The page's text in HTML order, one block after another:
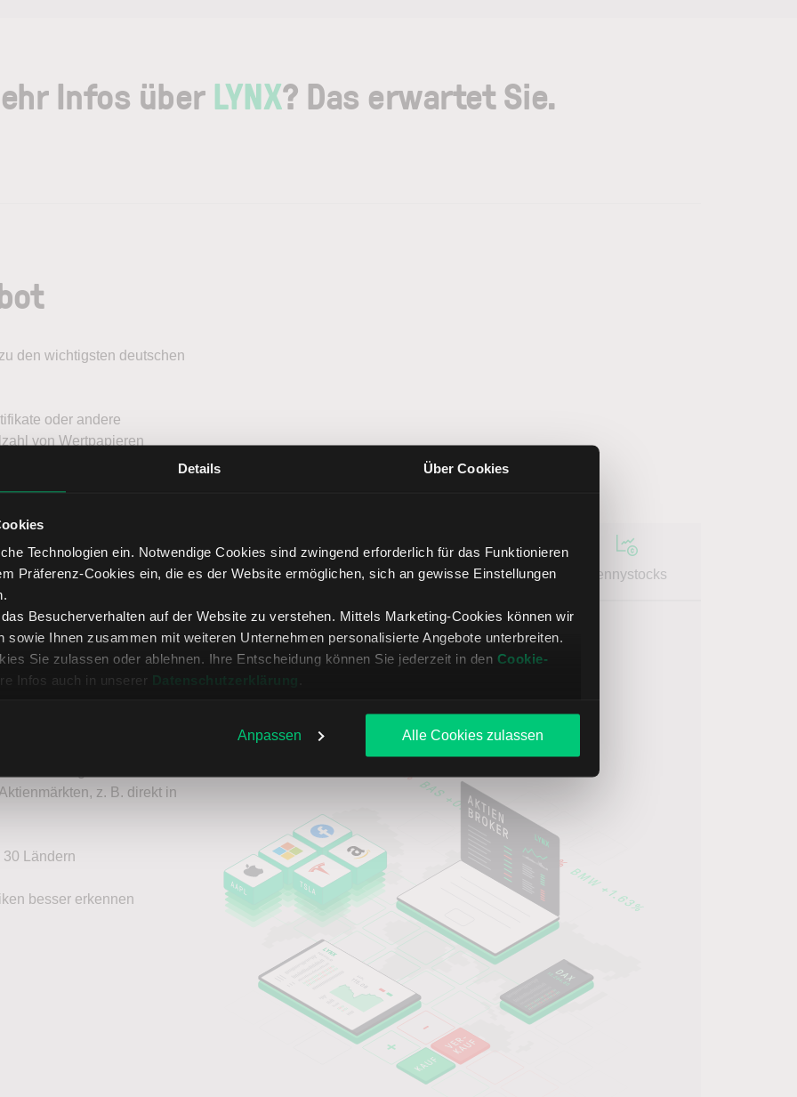
Details Über Cookies
Technologien ein. Notwendige Cookies sind zwingend erforderlich für das Funktionieren
Präferenz-Cookies ein, die es der Website ermöglichen, sich an gewisse Einstellungen
Besucherverhalten auf der Website zu verstehen. Mittels Marketing-Cookies können wir
sowie Ihnen zusammen mit weiteren Unternehmen personalisierte Angebote unterbreiten.
Sie zulassen oder ablehnen. Ihre Entscheidung können Sie jederzeit in den Cookie-
Infos auch in unserer Datenschutzerklärung
Anpassen Alle Cookies zulassen
Infos überLYNX? Das erwartet Sie.
den wichtigsten deutschen
oder andere
von Wertpapieren
Futures Forex Zertifikate Optionsscheine Pennystocks
von beinahe jedem
oder Stuttgart. Oder Sie
z. B. direkt in
Ländern
besser erkennen